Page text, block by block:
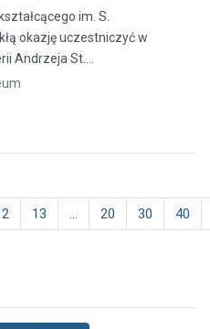
im. S.
okazję uczestniczyć w
Andrzeja St.…
13 20 30 40